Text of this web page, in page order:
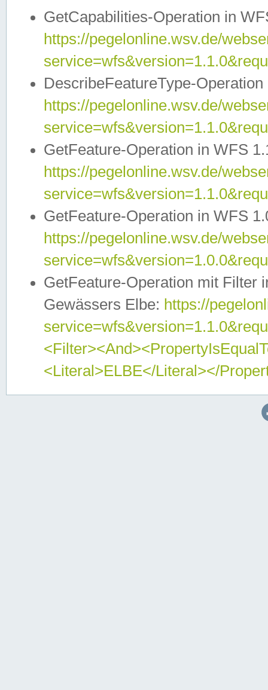
GetCapabilities-Operation in
https://pegelonline.wsv.de/
DescribeFeatureType-
https://pegelonline.wsv.de/
GetFeature-Operation in WFS
https://pegelonline.wsv.de/
GetFeature-Operation in WFS
https://pegelonline.wsv.de/
GetFeature-Operation mit Filter
Gewässers Elbe: https://
<Literal>ELBE</Literal></